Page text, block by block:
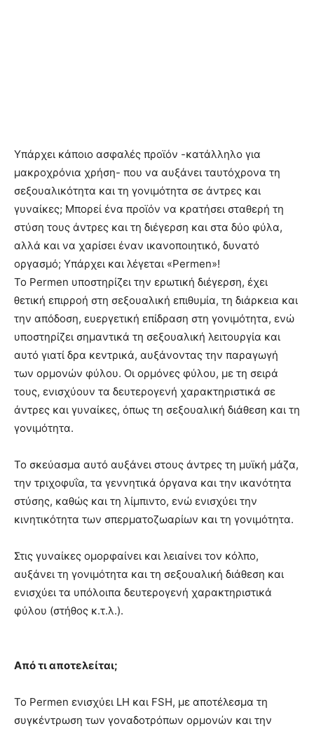
Υπάρχει κάποιο ασφαλές προϊόν -κατάλληλο για
μακροχρόνια χρήση- που να αυξάνει ταυτόχρονα τη
σεξουαλικότητα και τη γονιμότητα σε άντρες και
γυναίκες; Μπορεί ένα προϊόν να κρατήσει σταθερή τη
στύση τους άντρες και τη διέγερση και στα δύο φύλα,
αλλά και να χαρίσει έναν ικανοποιητικό, δυνατό
οργασμό; Υπάρχει και λέγεται «Permen»!
Το Permen υποστηρίζει την ερωτική διέγερση, έχει
θετική επιρροή στη σεξουαλική επιθυμία, τη διάρκεια και
την απόδοση, ευεργετική επίδραση στη γονιμότητα, ενώ
υποστηρίζει σημαντικά τη σεξουαλική λειτουργία και
αυτό γιατί δρα κεντρικά, αυξάνοντας την παραγωγή
των ορμονών φύλου. Οι ορμόνες φύλου, με τη σειρά
τους, ενισχύουν τα δευτερογενή χαρακτηριστικά σε
άντρες και γυναίκες, όπως τη σεξουαλική διάθεση και τη
γονιμότητα.
Το σκεύασμα αυτό αυξάνει στους άντρες τη μυϊκή μάζα,
την τριχοφυΐα, τα γεννητικά όργανα και την ικανότητα
στύσης, καθώς και τη λίμπιντο, ενώ ενισχύει την
κινητικότητα των σπερματοζωαρίων και τη γονιμότητα.
Στις γυναίκες ομορφαίνει και λειαίνει τον κόλπο,
αυξάνει τη γονιμότητα και τη σεξουαλική διάθεση και
ενισχύει τα υπόλοιπα δευτερογενή χαρακτηριστικά
φύλου (στήθος κ.τ.λ.).
Από τι αποτελείται;
Το Permen ενισχύει LH και FSH, με αποτέλεσμα τη
συγκέντρωση των γοναδοτρόπων ορμονών και την